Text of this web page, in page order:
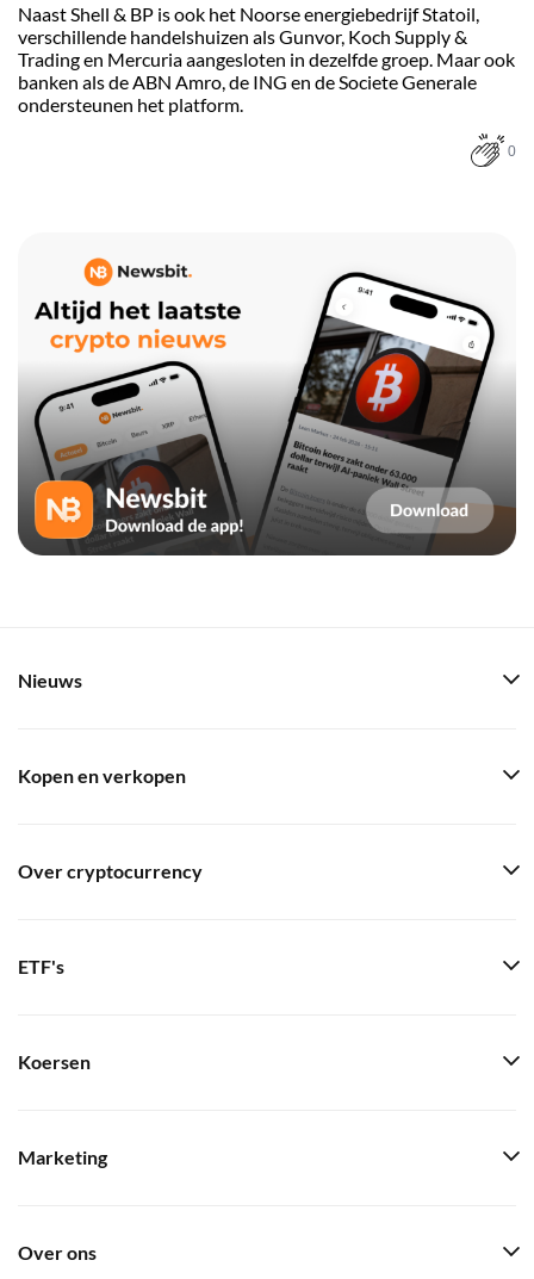
Naast Shell & BP is ook het Noorse energiebedrijf Statoil,
verschillende handelshuizen als Gunvor, Koch Supply &
Trading en Mercuria aangesloten in dezelfde groep. Maar ook
banken als de ABN Amro, de ING en de Societe Generale
ondersteunen het platform.
0
Nieuws
Kopen en verkopen
Over cryptocurrency
ETF's
Koersen
Marketing
Over ons